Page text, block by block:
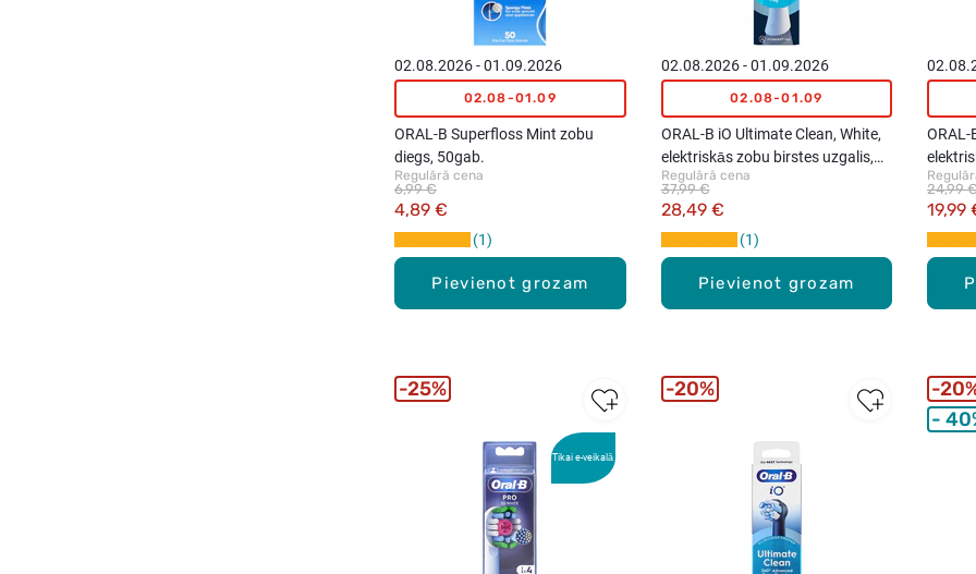
Pievienot grozam
02.08.2026 - 01.09.2026
02.08-01.09
ORAL-B Superfloss Mint zobu
diegs, 50gab.
Regulārā cena
4,89 €
6,99 €
1
Pievienot grozam
02.08.2026 - 01.09.2026
02.08-01.09
ORAL-B iO Ultimate Clean, White,
elektriskās zobu birstes uzgalis,
4gab.
Regulārā cena
28,49 €
37,99 €
1
ORAL-
4gab.
19,99
24,99
Tikai e-veikalā
25% 20%